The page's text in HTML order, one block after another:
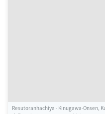
Resutoranhachiya - Kinugawa-Onsen,